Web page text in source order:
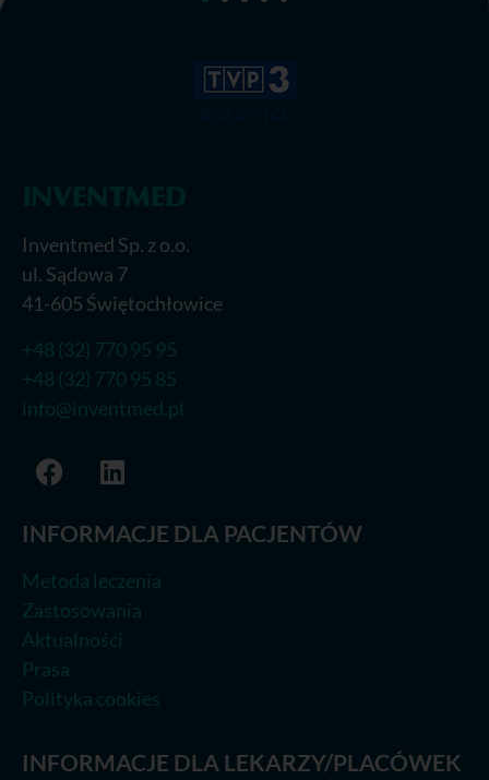
Inventmed Sp. z o.o.
ul. Sądowa 7
41-605 Świętochłowice
+48 (32) 770 95 95
+48 (32) 770 95 85
info@inventmed.pl
INFORMACJE DLA PACJENTÓW
Metoda leczenia
Zastosowania
Aktualności
Prasa
Polityka cookies
INFORMACJE DLA LEKARZY/PLACÓWEK